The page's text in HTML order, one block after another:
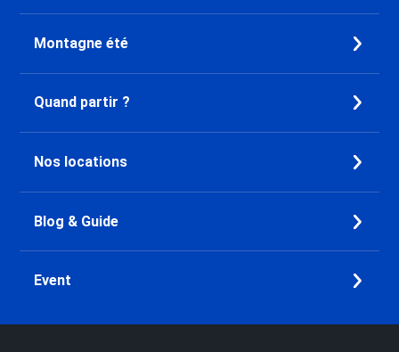
Montagne été
Quand partir ?
Nos locations
Blog & Guide
Event